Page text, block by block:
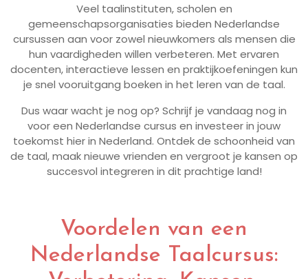
Veel taalinstituten, scholen en
gemeenschapsorganisaties bieden Nederlandse
cursussen aan voor zowel nieuwkomers als mensen die
hun vaardigheden willen verbeteren. Met ervaren
docenten, interactieve lessen en praktijkoefeningen kun
je snel vooruitgang boeken in het leren van de taal.
Dus waar wacht je nog op? Schrijf je vandaag nog in
voor een Nederlandse cursus en investeer in jouw
toekomst hier in Nederland. Ontdek de schoonheid van
de taal, maak nieuwe vrienden en vergroot je kansen op
succesvol integreren in dit prachtige land!
Voordelen van een
Nederlandse Taalcursus: